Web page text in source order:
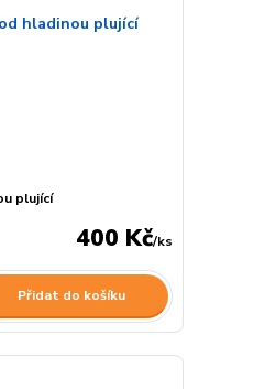
plující
400 Kč/ks
Přidat do košíku